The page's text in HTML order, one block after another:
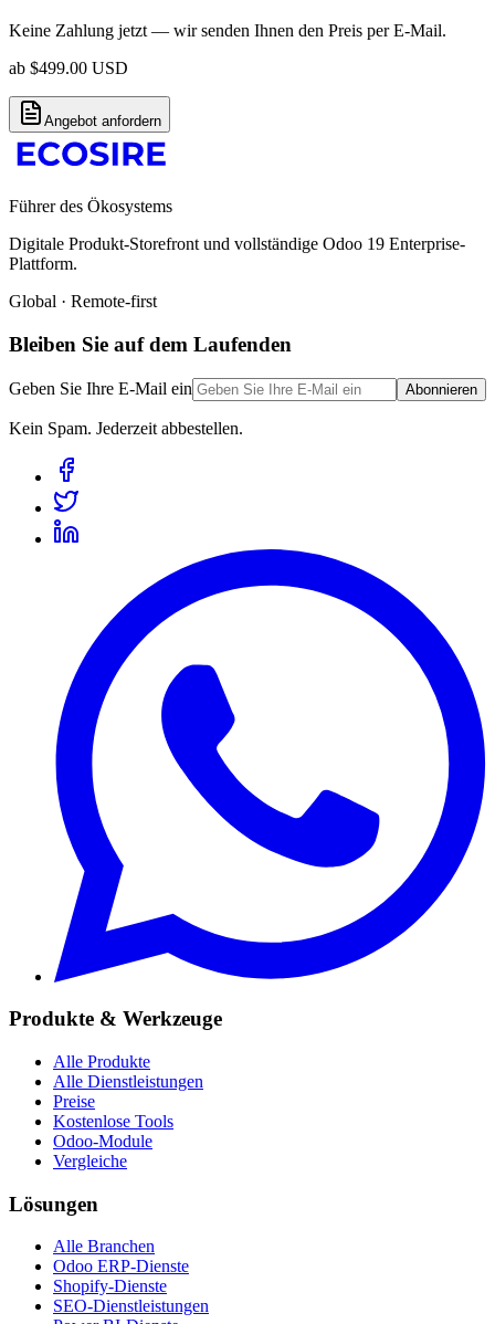
Keine Zahlung jetzt — wir senden Ihnen den Preis per E-Mail.
ab $499.00 USD
Angebot anfordern
Führer des Ökosystems
Digitale Produkt-Storefront und vollständige Odoo 19 Enterprise-
Plattform.
Global · Remote-first
Bleiben Sie auf dem Laufenden
Geben Sie Ihre E-Mail ein Abonnieren
Kein Spam. Jederzeit abbestellen.
Produkte & Werkzeuge
Alle Produkte
Alle Dienstleistungen
Preise
Kostenlose Tools
Odoo-Module
Vergleiche
Lösungen
Alle Branchen
Odoo ERP-Dienste
Shopify-Dienste
SEO-Dienstleistungen